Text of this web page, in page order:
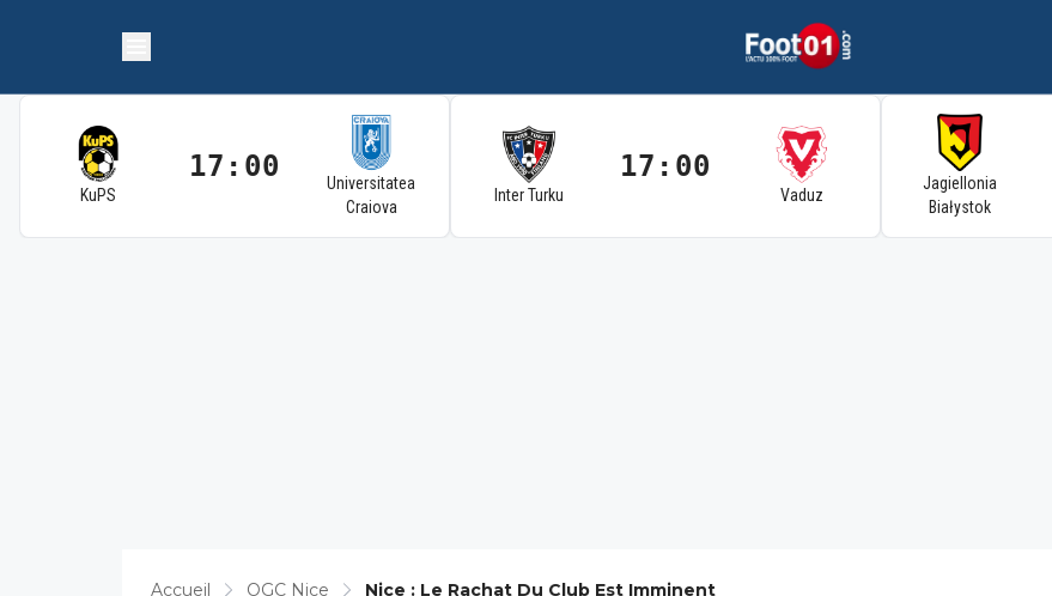
KuPS
17:00
Universitatea
Craiova
Inter Turku
17:00
Vaduz
Jagiellonia
Białystok
Accueil OGC Nice Nice : Le Rachat Du Club Est Imminent